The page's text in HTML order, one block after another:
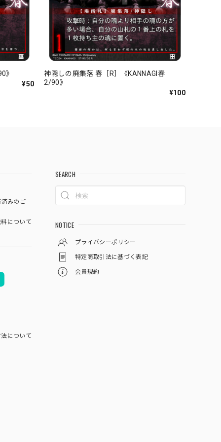
》
¥50
神隠しの廃集落 春［R］《KANNAGI春
2/90》
¥100
みのご
について
について
SEARCH
NOTICE
プライバシーポリシー
特定商取引法に基づく表記
会員規約